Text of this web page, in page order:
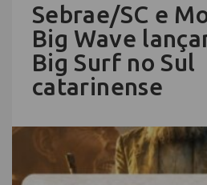
Sebrae/SC e
Big Wave
Big Surf no Sul
catarinense